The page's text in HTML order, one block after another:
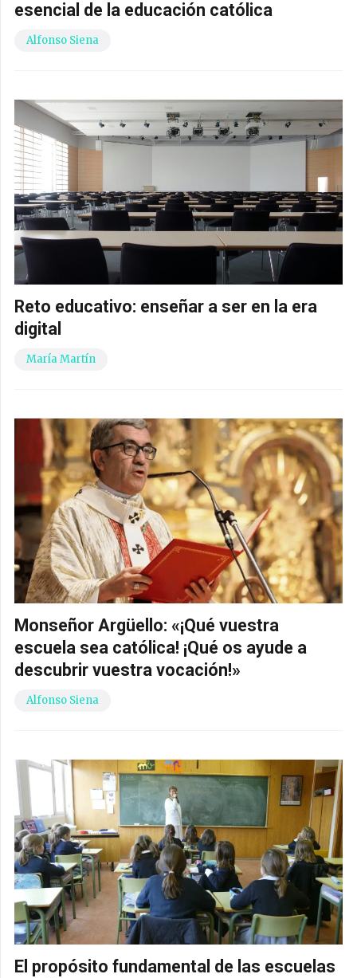
esencial de la educación católica
Alfonso Siena
Reto educativo: enseñar a ser en la era
digital
María Martín
Monseñor Argüello: «¡Qué vuestra
escuela sea católica! ¡Qué os ayude a
descubrir vuestra vocación!»
Alfonso Siena
El propósito fundamental de las escuelas